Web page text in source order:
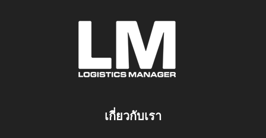
เกี่ยวกับเรา